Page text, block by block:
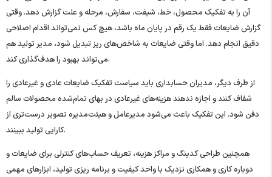
آن را به تفکیک محصول، خط، شیفت، سفارش، مرحله و علت گزارش دهد. وقتی
گزارش ضایعات فقط یک رقم در پایان ماه باشد، هیچ کس نمی‌تواند اقدام اصلاحی
دقیق انجام دهد. اما وقتی ضایعات به شاخص‌های ریز تبدیل شود، مدیر تولید هم
می‌تواند بهبود را هدف‌گذاری کند.
از طرف دیگر، مدیران حسابداری باید سیاست تفکیک ضایعات عادی و غیرعادی را
شفاف کنند و اجازه ندهند هزینه‌های غیرعادی در بهای تمام‌شده محصولات سالم
دفن شود. این تفکیک باعث می‌شود مدیرعامل و هیئت‌مدیره تصویر درست‌تری از
کارایی تولید ببینند.
همچنین طراحی کدینگ و مراکز هزینه، تعریف حساب‌های کنترلی برای ضایعات و
دوباره ‌کاری و همکاری نزدیک با واحد کیفیت و برنامه ‌ریزی تولید، ابزارهای مهمی